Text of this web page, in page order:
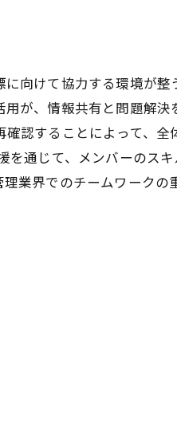
向けて協力する環境が整
が、情報共有と問題解決
認することによって、全
を通じて、メンバーのス
業界でのチームワークの